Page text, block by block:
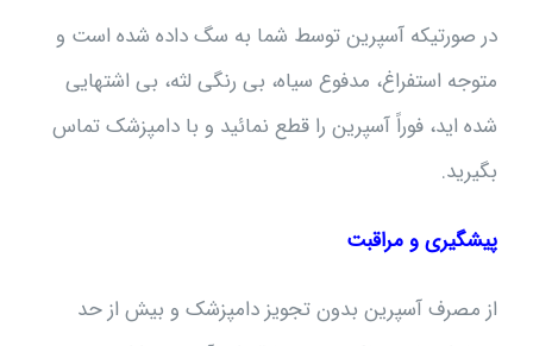
در صورتیکه آسپرین توسط شما به سگ داده شده است و
متوجه استفراغ، مدفوع سیاه، بی رنگی لثه، بی اشتهایی
شده اید، فوراً آسپرین را قطع نمائید و با دامپزشک تماس
بگیرید.
پیشگیری و مراقبت
از مصرف آسپرین بدون تجویز دامپزشک و بیش از حد